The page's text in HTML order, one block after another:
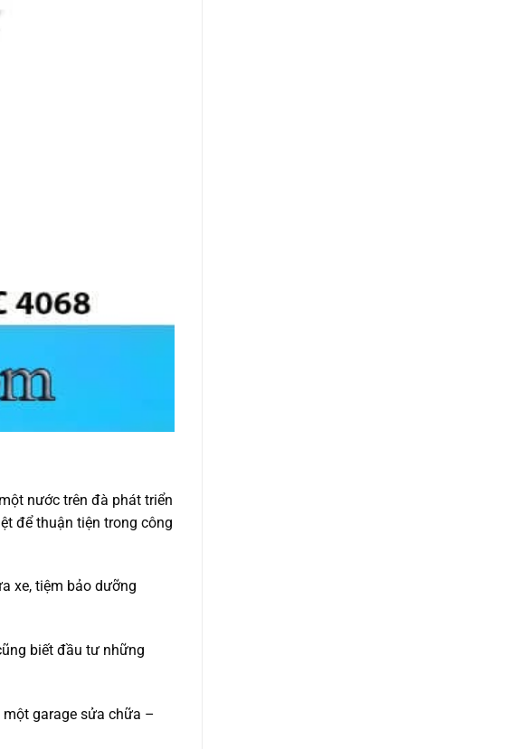
nước trên đà phát triển
để thuận tiện trong công
xe, tiệm bảo dưỡng
biết đầu tư những
garage sửa chữa –